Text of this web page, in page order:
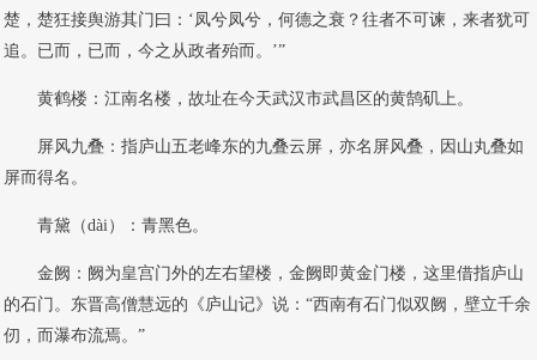
楚，楚狂接舆游其门曰：‘凤兮凤兮，何德之衰？往者不可谏，来者犹可
追。已而，已而，今之从政者殆而。’”
黄鹤楼：江南名楼，故址在今天武汉市武昌区的黄鹄矶上。
屏风九叠：指庐山五老峰东的九叠云屏，亦名屏风叠，因山丸叠如
屏而得名。
青黛（dài）：青黑色。
金阙：阙为皇宫门外的左右望楼，金阙即黄金门楼，这里借指庐山
的石门。东晋高僧慧远的《庐山记》说：“西南有石门似双阙，壁立千余
仞，而瀑布流焉。”